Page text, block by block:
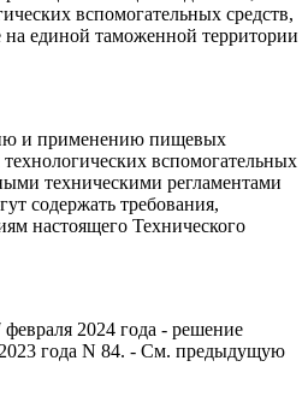
вспомогательных средств,
единой таможенной территории
и применению пищевых
вспомогательных
техническими регламентами
содержать требования,
настоящего Технического
2024 года - решение
года N 84. - См. предыдущую